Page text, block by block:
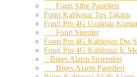
Fonri Şifre Panelleri
Fonri Kablosuz Tuş Takımı
Fonri Pro 4G Uzaktan
Fonri Sirenler
Fonri Pro 4G Kablosuz Dış
Fonri Pro 4G Kablosuz İç
Biges Alarm Sistemleri
Biges Alarm Panelleri